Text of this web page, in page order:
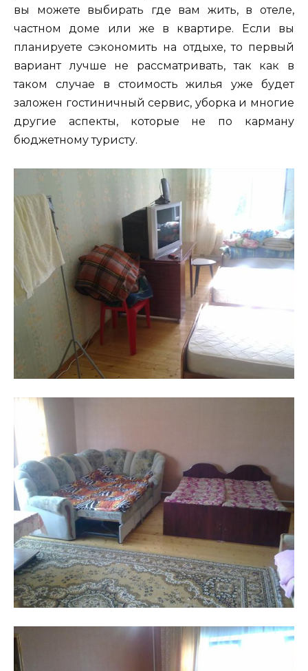
вы можете выбирать где вам жить, в отеле,
частном доме или же в квартире. Если вы
планируете сэкономить на отдыхе, то первый
вариант лучше не рассматривать, так как в
таком случае в стоимость жилья уже будет
заложен гостиничный сервис, уборка и многие
другие аспекты, которые не по карману
бюджетному туристу.